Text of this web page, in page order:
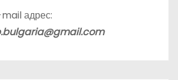
адрес: